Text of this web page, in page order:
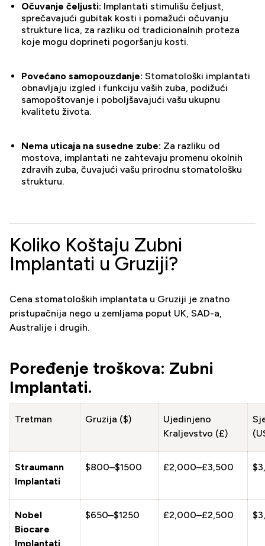
Očuvanje čeljusti: Implantati stimulišu čeljust,
sprečavajući gubitak kosti i pomažući očuvanju
strukture lica, za razliku od tradicionalnih proteza
koje mogu doprineti pogoršanju kosti.
Povećano samopouzdanje: Stomatološki implantati
obnavljaju izgled i funkciju vaših zuba, podižući
samopoštovanje i poboljšavajući vašu ukupnu
kvalitetu života.
Nema uticaja na susedne zube: Za razliku od
mostova, implantati ne zahtevaju promenu okolnih
zdravih zuba, čuvajući vašu prirodnu stomatološku
strukturu.
Koliko Koštaju Zubni
Implantati u Gruziji?
Cena stomatoloških implantata u Gruziji je znatno
pristupačnija nego u zemljama poput UK, SAD-a,
Australije i drugih.
Poređenje troškova: Zubni
Implantati.
Tretman Gruzija ($)
Ujedinjeno
Kraljevstvo (£)
Straumann
Implantati
$800–$1500 £2,000–£3,500
Nobel
Biocare
Implantati
$650–$1250 £2,000–£2,500